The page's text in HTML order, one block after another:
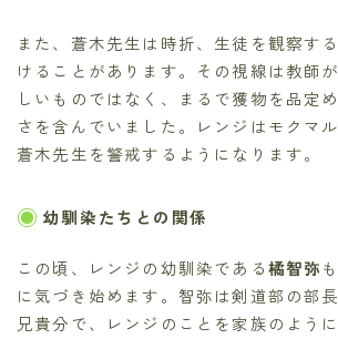
また、蒼木先生は時折、生徒を観察す
けることがあります。その視線は教師
しいものではなく、まるで獲物を品定
さを含んでいました。レンジはモクマ
蒼木先生を警戒するようになります。
幼馴染たちとの関係
この頃、レンジの幼馴染である橘智弥
に気づき始めます。智弥は剣道部の部
兄貴分で、レンジのことを家族のよう